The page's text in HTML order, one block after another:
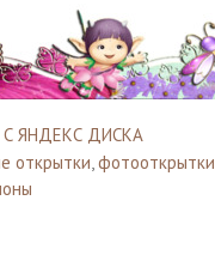
С ЯНДЕКС ДИСКА
открытки,фотооткрытки